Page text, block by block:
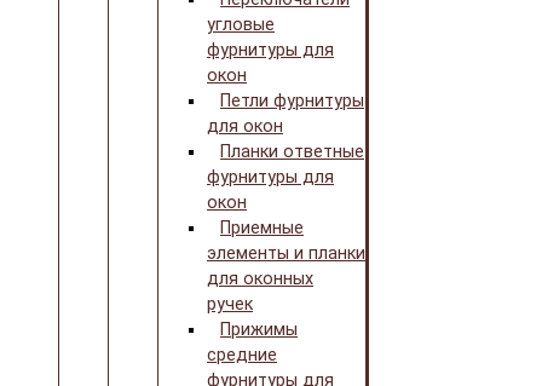
угловые
фурнитуры для
окон
Петли фурнитуры
для окон
Планки ответные
фурнитуры для
окон
Приемные
элементы и планки
для оконных
ручек
Прижимы
средние
фурнитуры для